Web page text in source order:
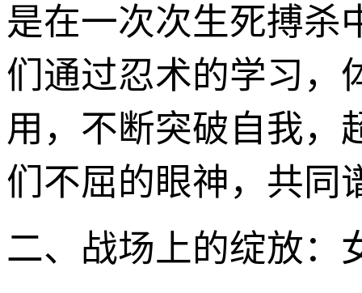
是在一次次生死搏杀
们通过忍术的学习，
用，不断突破自我，
们不屈的眼神，共同
二、战场上的绽放：